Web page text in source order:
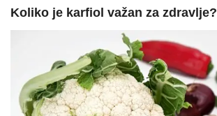
Koliko je karfiol važan za zdravlje?